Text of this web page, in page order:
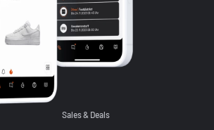
Sales & Deals